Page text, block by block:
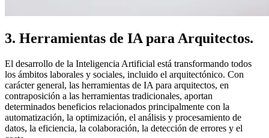
3. Herramientas de IA para Arquitectos.
El desarrollo de la Inteligencia Artificial está transformando todos
los ámbitos laborales y sociales, incluido el arquitectónico. Con
carácter general, las herramientas de IA para arquitectos, en
contraposición a las herramientas tradicionales, aportan
determinados beneficios relacionados principalmente con la
automatización, la optimización, el análisis y procesamiento de
datos, la eficiencia, la colaboración, la detección de errores y el